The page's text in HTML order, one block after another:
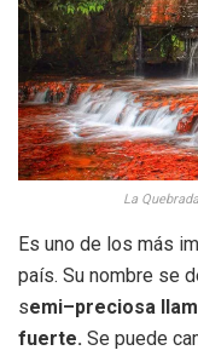
La
Es uno de los más
país. Su nombre se
semi–preciosa
fuerte. Se puede